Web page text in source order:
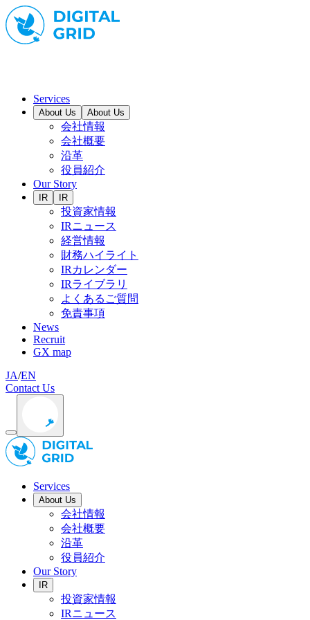
Services
About Us About Us
会社情報
会社概要
沿革
役員紹介
Our Story
IR IR
投資家情報
IRニュース
経営情報
財務ハイライト
IRカレンダー
IRライブラリ
よくあるご質問
免責事項
News
Recruit
GX map
JA/EN
Contact Us
Services
About Us
会社情報
会社概要
沿革
役員紹介
Our Story
IR
投資家情報
IRニュース